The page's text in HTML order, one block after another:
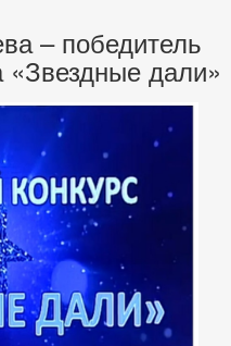
– победитель
«Звездные дали»